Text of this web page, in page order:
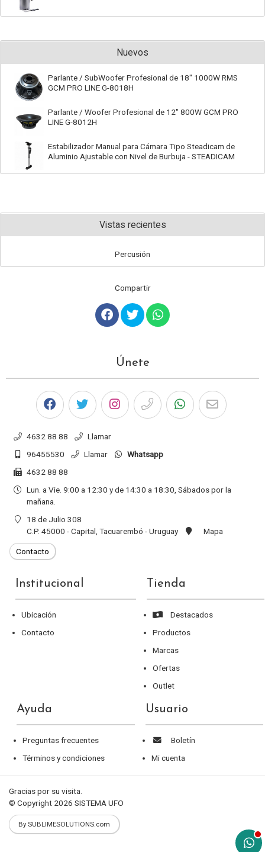
Nuevos
Parlante / SubWoofer Profesional de 18" 1000W RMS
GCM PRO LINE G-8018H
Parlante / Woofer Profesional de 12" 800W GCM PRO
LINE G-8012H
Estabilizador Manual para Cámara Tipo Steadicam de
Aluminio Ajustable con Nivel de Burbuja - STEADICAM
Vistas recientes
Percusión
Compartir
Únete
4632 88 88
Llamar
96455530
Llamar
Whatsapp
4632 88 88
Lun. a Vie. 9:00 a 12:30 y de 14:30 a 18:30, Sábados por la
mañana.
18 de Julio 308
C.P. 45000 - Capital, Tacuarembó - Uruguay
Mapa
Institucional
Ubicación
Contacto
Tienda
Destacados
Productos
Marcas
Ofertas
Outlet
Ayuda
Preguntas frecuentes
Términos y condiciones
Usuario
Boletín
Mi cuenta
Gracias por su visita.
© Copyright 2026 SISTEMA UFO
By SUBLIMESOLUTIONS.com